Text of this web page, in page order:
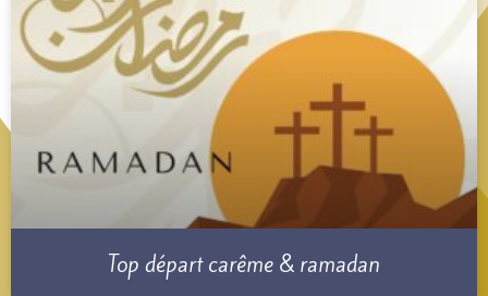
Top départ carême & ramadan